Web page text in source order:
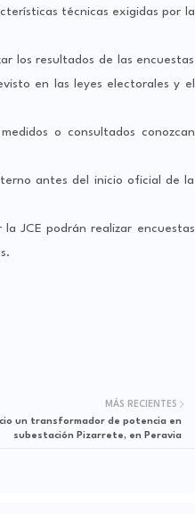
técnicas exigidas por la
los resultados de las encuestas
en las leyes electorales y el
o consultados conozcan
antes del inicio oficial de la
JCE podrán realizar encuestas
MÁS RECIENTES
un transformador de potencia en
subestación Pizarrete, en Peravia